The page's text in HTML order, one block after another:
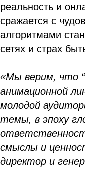
реальность и
сражается с
алгоритмами
сетях и страх
«Мы верим, что
анимационной
молодой
темы, в эпоху
смыслы и
директор и